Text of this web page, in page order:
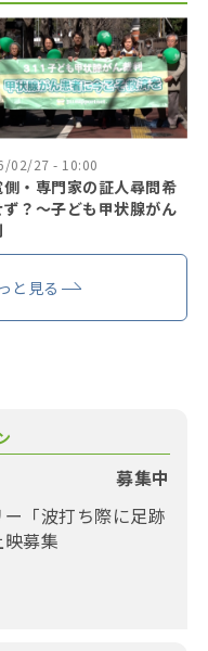
02/27 - 10:00
側・専門家の証人尋問希
ず？〜子ども甲状腺がん
と見る
募集中
ー「波打ち際に足跡
募集